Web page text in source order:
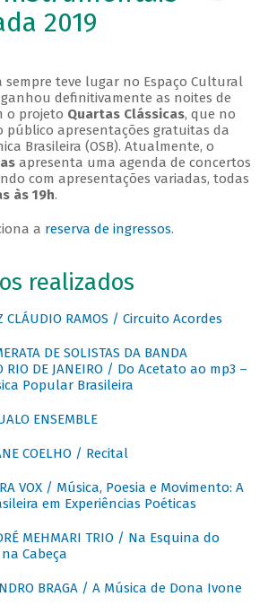
2019
sempre teve lugar no Espaço Cultural
ganhou definitivamente as noites de
o projeto Quartas Clássicas, que no
público apresentações gratuitas da
Brasileira (OSB). Atualmente, o
apresenta uma agenda de concertos
com apresentações variadas, todas
às 19h.
a reserva de ingressos.
realizados
CLÁUDIO RAMOS / Circuito Acordes
DE SOLISTAS DA BANDA
RIO DE JANEIRO / Do Acetato ao mp3 –
Popular Brasileira
ENSEMBLE
COELHO / Recital
VOX / Música, Poesia e Movimento: A
em Experiências Poéticas
MEHMARI TRIO / Na Esquina do
Cabeça
BRAGA / A Música de Dona Ivone